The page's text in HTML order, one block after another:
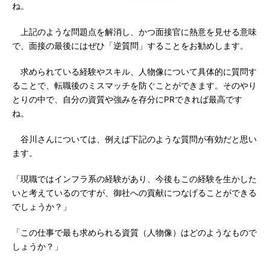
ね。
上記のような問題点を解消し、かつ面接官に熱意を見せる意味
で、面接の最後にはぜひ「逆質問」することをお勧めします。
求められている経験やスキル、人物像について具体的に質問す
ることで、転職後のミスマッチを防ぐことができます。そのやり
とりの中で、自分の資質や強みを存分にPRできれば最高です
ね。
谷川さんについては、例えば下記のような質問が有効だと思い
ます。
「現職ではインフラ系の経験があり、今後もこの経験を生かした
いと考えているのですが、御社への貢献につなげることができる
でしょうか？」
「この仕事で最も求められる資質（人物像）はどのようなもので
しょうか？」